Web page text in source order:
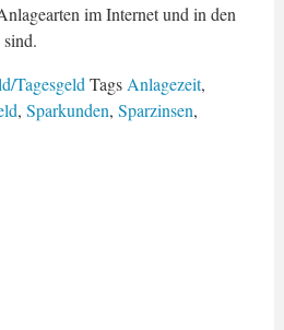
im Internet und in den
Tagesgeld Tags Anlagezeit,
, Sparkunden, Sparzinsen,